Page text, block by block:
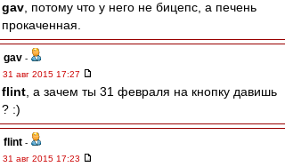
gav , потому что у него не бицепс, а печень
прокаченная.
gav -
31 авг 2015 17:27
flint , а зачем ты 31 февраля на кнопку давишь
? :)
flint -
31 авг 2015 17:23